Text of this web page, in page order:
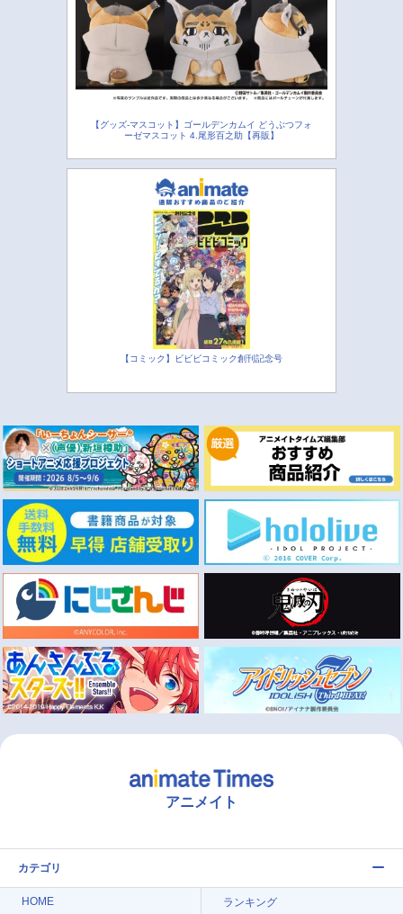
【グッズ-マスコット】ゴールデンカムイ どうぶつフォ
ーゼマスコット 4.尾形百之助【再販】
【コミック】ビビビコミック創刊記念号
アニメイト
カテゴリ
HOME ランキング